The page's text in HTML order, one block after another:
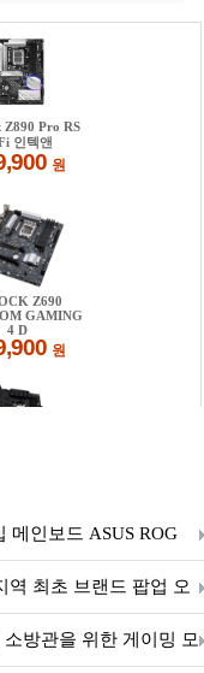
메인보드 ASUS ROG
정
역 최초 브랜드 팝업 오
방관을 위한 게이밍 모